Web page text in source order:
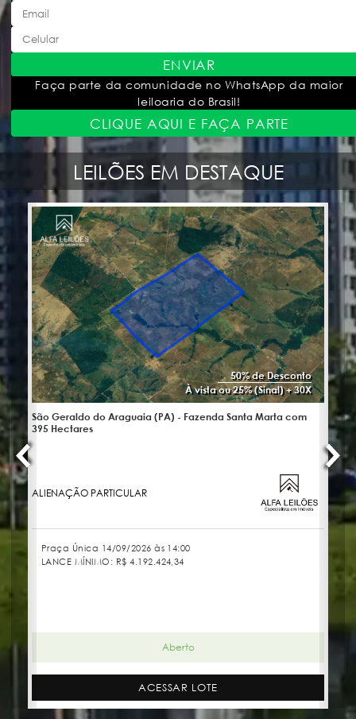
ENVIAR
Faça parte da comunidade no WhatsApp da maior
leiloaria do Brasil!
CLIQUE AQUI E FAÇA PARTE
LEILÕES EM DESTAQUE
50% de Desconto
À vista ou 25% (Sinal) + 30X
São Geraldo do Araguaia (PA) - Fazenda Santa Marta com
395 Hectares
ALIENAÇÃO PARTICULAR
Praça Única 14/09/2026 às 14:00
LANCE MÍNIMO: R$ 4.192.424,34
Aberto
ACESSAR LOTE